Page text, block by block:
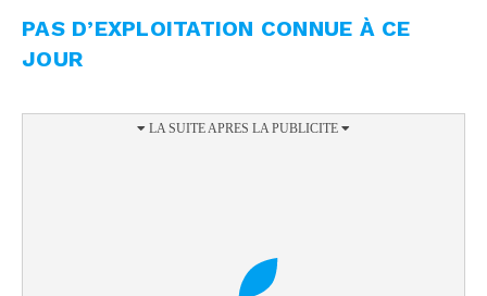
PAS D’EXPLOITATION CONNUE À CE
JOUR